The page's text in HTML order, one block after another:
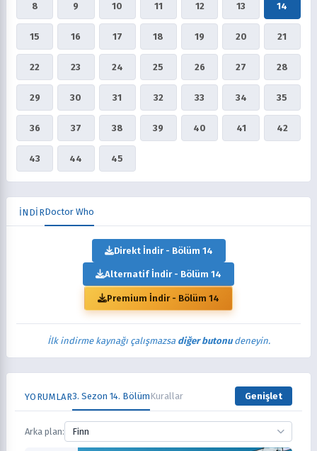
8 9 10 11 12 13 14
15 16 17 18 19 20 21
22 23 24 25 26 27 28
29 30 31 32 33 34 35
36 37 38 39 40 41 42
43 44 45
İNDİRDoctor Who
Direkt İndir - Bölüm 14
Alternatif İndir - Bölüm 14
Premium İndir - Bölüm 14
İlk indirme kaynağı çalışmazsa diğer butonudeneyin.
YORUMLAR3. Sezon 14. BölümKurallar Genişlet
Arka plan: Finn